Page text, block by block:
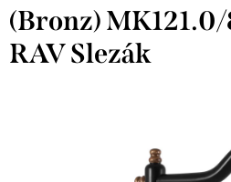
(Bronz)
RAV Slezák